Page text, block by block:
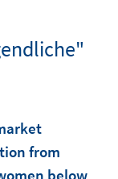
from
below